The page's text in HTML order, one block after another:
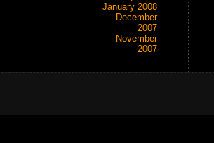
January 2008
December
2007
November
2007